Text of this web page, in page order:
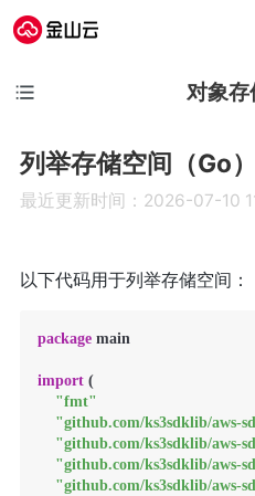
对象
列举存储空间（Go）
最近更新时间：2026-07-10
以下代码用于列举存储空间：
package main
import (
"fmt"
"github.com/ks3sdklib/aws-
"github.com/ks3sdklib/aws-
"github.com/ks3sdklib/aws-
"github.com/ks3sdklib/aws-